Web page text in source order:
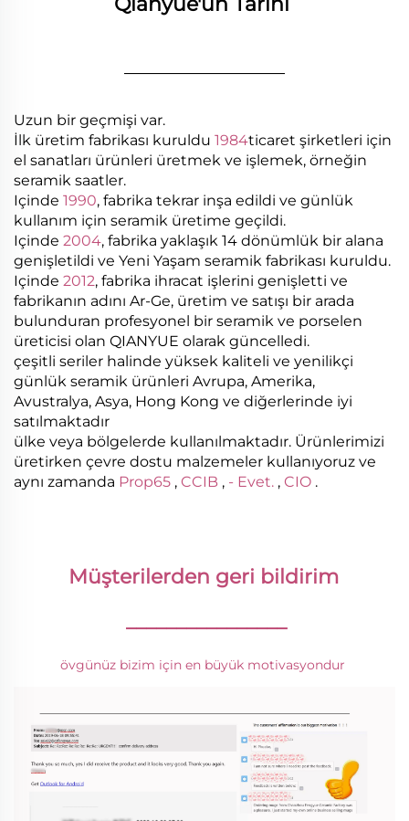
Uzun bir geçmişi var.
İlk üretim fabrikası kuruldu 1984ticaret şirketleri için
el sanatları ürünleri üretmek ve işlemek, örneğin
seramik saatler.
Içinde 1990, fabrika tekrar inşa edildi ve günlük
kullanım için seramik üretime geçildi.
Içinde 2004, fabrika yaklaşık 14 dönümlük bir alana
genişletildi ve Yeni Yaşam seramik fabrikası kuruldu.
Içinde 2012, fabrika ihracat işlerini genişletti ve
fabrikanın adını Ar-Ge, üretim ve satışı bir arada
bulunduran profesyonel bir seramik ve porselen
üreticisi olan QIANYUE olarak güncelledi.
çeşitli seriler halinde yüksek kaliteli ve yenilikçi
günlük seramik ürünleri Avrupa, Amerika,
Avustralya, Asya, Hong Kong ve diğerlerinde iyi
satılmaktadır
ülke veya bölgelerde kullanılmaktadır. Ürünlerimizi
üretirken çevre dostu malzemeler kullanıyoruz ve
aynı zamanda Prop65 , CCIB , - Evet. , CIO .
Müşterilerden geri bildirim
________________
övgünüz bizim için en büyük motivasyondur